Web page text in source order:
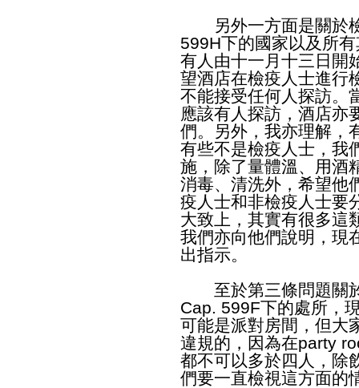
另外一方面是關於檢
599H下的國家以及所
有人由十一月十三日開
望酒店在檢疫人士進行
不能接受任何人探訪。
應該有人探訪，酒店亦
們。另外，我亦理解，
有些不是檢疫人士，我
施，除了量體溫、用酒
消毒、清洗外，希望他
疫人士和非檢疫人士要
大致上，其實有很多這
我們亦向他們說明，現
出指示。
至於第三條問題關於
Cap. 599F下的處所，
可能是派對房間，但大
違規的，因為在party
都不可以多於四人，除
們要一直檢視這方面的